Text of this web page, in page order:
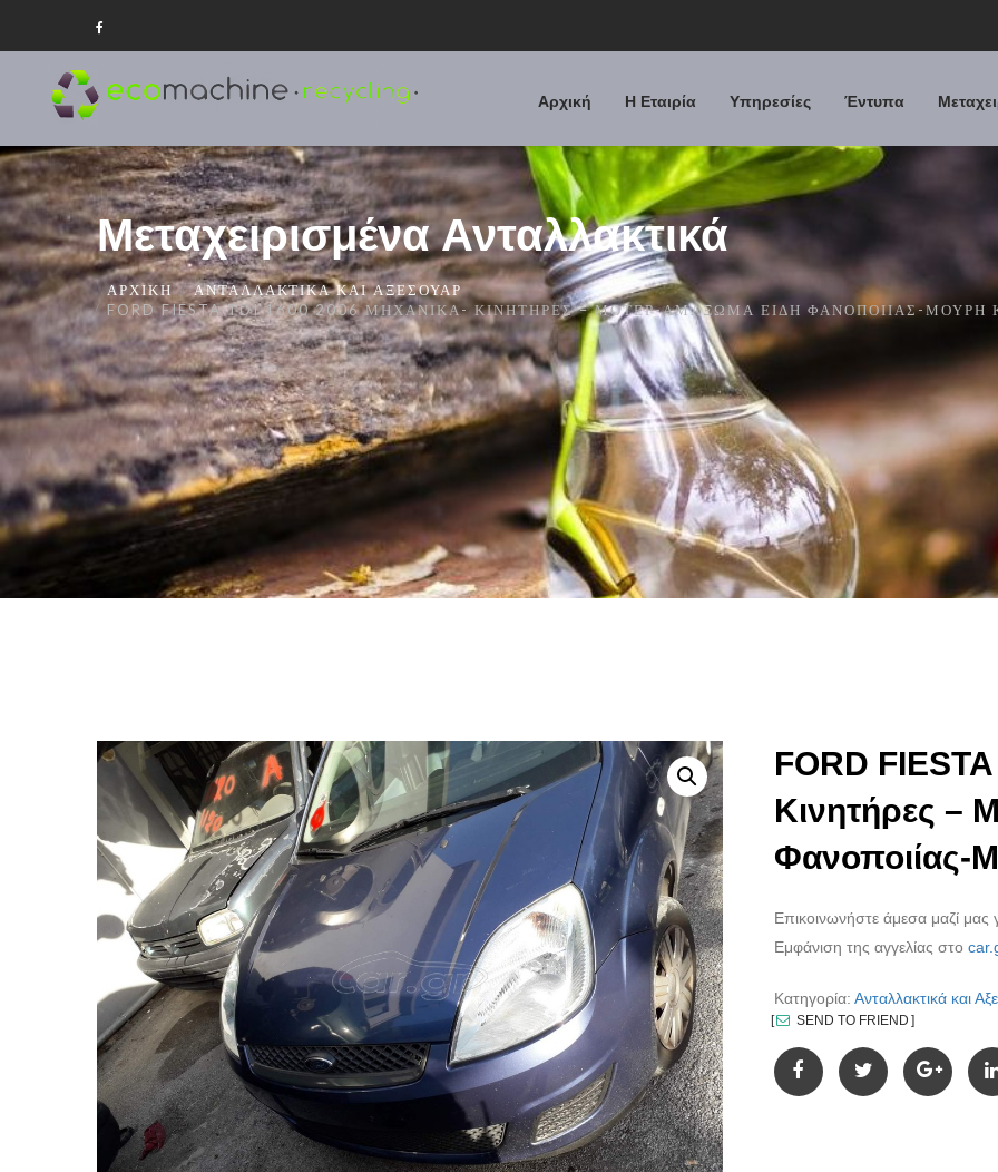
Αρχική Η Εταιρία Υπηρεσίες Έντυπα
Μεταχειρισμένα Ανταλλακτικά
ΑΡΧΙΚΉ
ΑΝΤΑΛΛΑΚΤΙΚΆ ΚΑΙ ΑΞΕΣΟΥΆΡ
FORD FIESTA TDI 1600 2006 ΜΗΧΑΝΙΚΆ- ΚΙΝΗΤΉΡΕΣ – ΜΟΤΈΡ-ΑΜΆΞΩΜΑ ΕΊΔΗ ΦΑΝΟΠΟΙΊΑΣ-ΜΟΎΡΗ
FORD
Κινητήρες –
Φανοποιίας-
Επικοινωνήστε άμεσα μαζί μας
Εμφάνιση της αγγελίας στο
Κατηγορία:Ανταλλακτικά και
SEND TO FRIEND